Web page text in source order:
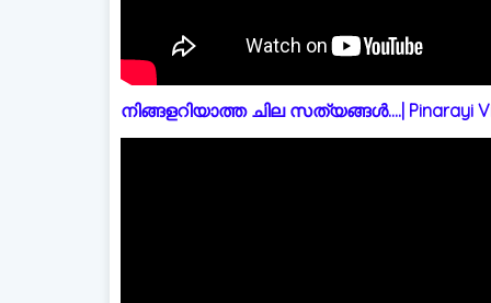
നിങ്ങളറിയാത്ത ചില സത്യങ്ങൾ....| Pinarayi